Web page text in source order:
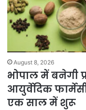
August 8, 2026
भोपाल में बनेगी
आयुर्वेदिक
एक साल में शुरू